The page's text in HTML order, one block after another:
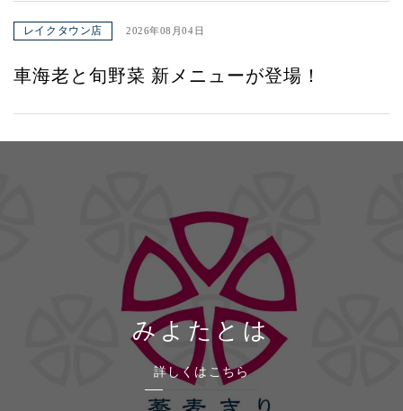
レイクタウン店 2026年08月04日
車海老と旬野菜 新メニューが登場！
みよたとは
詳しくはこちら